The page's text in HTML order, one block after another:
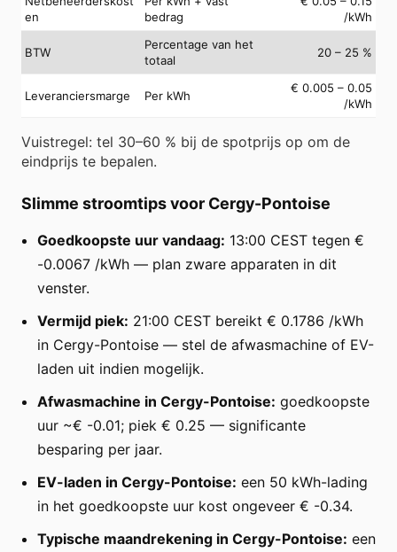
en
bedrag
/kWh
BTW
Percentage van het
totaal
20 – 25 %
Leveranciersmarge Per kWh
€ 0.005 – 0.05
/kWh
Vuistregel: tel 30–60 % bij de spotprijs op om de
eindprijs te bepalen.
Slimme stroomtips voor Cergy-Pontoise
Goedkoopste uur vandaag: 13:00 CEST tegen €
-0.0067 /kWh — plan zware apparaten in dit
venster.
Vermijd piek: 21:00 CEST bereikt € 0.1786 /kWh
in Cergy-Pontoise — stel de afwasmachine of EV-
laden uit indien mogelijk.
Afwasmachine in Cergy-Pontoise: goedkoopste
uur ~€ -0.01; piek € 0.25 — significante
besparing per jaar.
EV-laden in Cergy-Pontoise: een 50 kWh-lading
in het goedkoopste uur kost ongeveer € -0.34.
Typische maandrekening in Cergy-Pontoise: een